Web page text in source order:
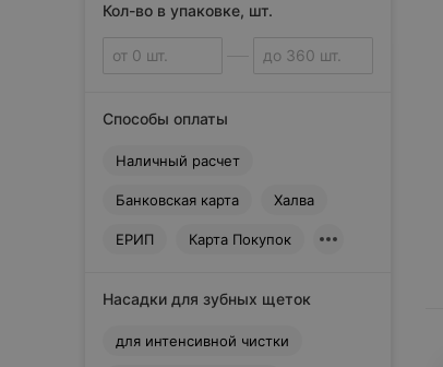
Кол-во в упаковке, шт.
Способы оплаты
Наличный расчет
Банковская карта Халва
ЕРИП Карта Покупок
Насадки для зубных щеток
для интенсивной чистки